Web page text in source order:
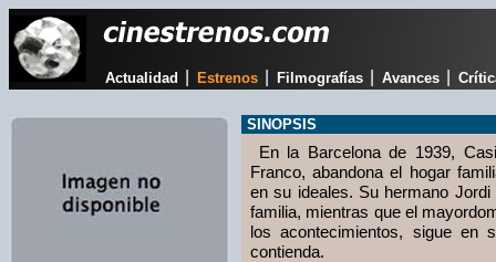
Actualidad Estrenos Filmografías Avances
SINOPSIS
En la Barcelona de 1939,
Franco, abandona el hogar
en su ideales. Su hermano
familia, mientras que el
los acontecimientos, sigue en
contienda.